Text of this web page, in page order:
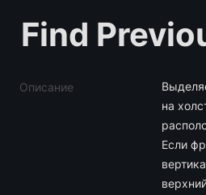
Find
Описание
на
Если